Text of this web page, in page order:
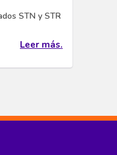
STN y STR
Leer más.